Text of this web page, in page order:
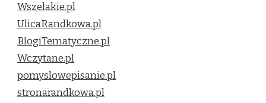
Wszelakie.pl
UlicaRandkowa.pl
BlogiTematyczne.pl
Wczytane.pl
pomyslowepisanie.pl
stronarandkowa.pl